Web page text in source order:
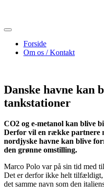
Forside
Om os / Kontakt
Danske havne kan
tankstationer
CO2 og e-metanol kan blive
Derfor vil en række partnere
nordjyske havne kan blive
den grønne omstilling.
Marco Polo var på sin tid med
Det er derfor ikke helt tilfældigt,
det samme navn som den